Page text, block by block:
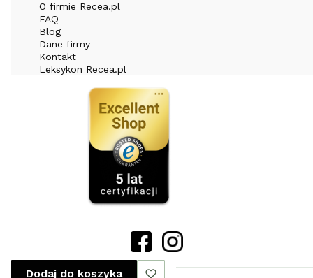
O firmie Recea.pl
FAQ
Blog
Dane firmy
Kontakt
Leksykon Recea.pl
Dodaj do koszyka